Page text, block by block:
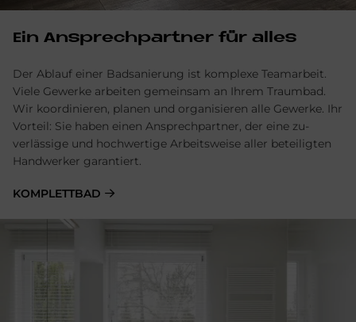
Ein Ansprechpartner für alles
Der Ablauf einer Badsanierung ist komplexe Team­arbeit.
Viele Gewerke arbeiten gemein­sam an Ihrem Traum­bad.
Wir ko­ordinieren, planen und orga­nisieren alle Ge­werke. Ihr
Vor­teil: Sie haben einen Ansprech­partner, der eine zu­
verlässige und hoch­wertige Arbeits­weise aller be­teiligten
Hand­werker garantiert.
KOMPLETTBAD